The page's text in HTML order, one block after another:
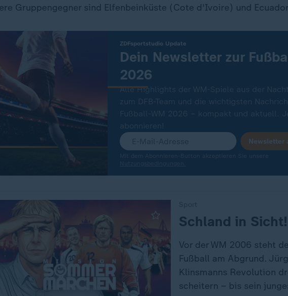
Gruppengegner sind Elfenbeinküste (Cote d'Ivoire) und
ZDFsportstudio Update
:
Dein Newsletter zur
2026
Alle Highlights der WM-Spiele aus der
zum DFB-Team und die wichtigsten
Fußball-WM 2026 – kompakt und aktuell.
abonnieren!
Newsletter
:
Schland in Sicht!
Vor der WM 2006 steht
Fußball am Abgrund.
Klinsmanns Revolution
scheitern – bis sein